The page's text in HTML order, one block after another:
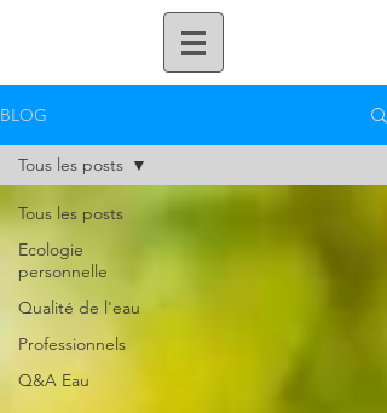
BLOG
Tous les posts
Ecologie
personnelle
Qualité de l'eau
Professionnels
Q&A Eau
Tous les posts